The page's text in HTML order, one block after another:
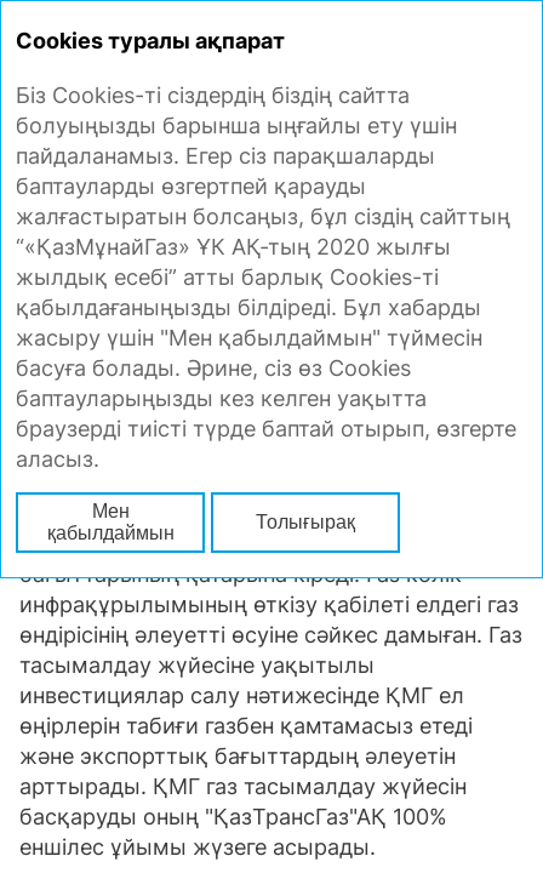
2020
ГАЗ ТАСЫМАЛДАУ ЖӘНЕ
МАРКЕТИНГ
Газ тасымалдау мен маркетингіне қатысты
негізгі даму стратегиясы Қытайға газ
экспортын ұлғайту, оларды ішкі және
халықаралық нарықтарда өткізу үшін
қосылған құны жоғары газды өңдеу, ішкі
нарықта газды ұтымды пайдалануды
қамтамасыз ету, сондай-ақ транзиттік
әлеуетті дамыту болып табылады.
қамтамасыз ету және газ өткізу нарықтарын
әртараптандыру Компания қызметінің басым
бағыттарының қатарына кіреді. Газ көлік
инфрақұрылымының өткізу қабілеті елдегі газ
өндірісінің әлеуетті өсуіне сәйкес дамыған. Газ
тасымалдау жүйесіне уақытылы
инвестициялар салу нәтижесінде ҚМГ ел
өңірлерін табиғи газбен қамтамасыз етеді
және экспорттық бағыттардың әлеуетін
арттырады. ҚМГ газ тасымалдау жүйесін
басқаруды оның "ҚазТрансГаз"АҚ 100%
еншілес ұйымы жүзеге асырады.
Cookies туралы ақпарат
Біз Cookies-ті сіздердің біздің сайтта
болуыңызды барынша ыңғайлы ету үшін
пайдаланамыз. Егер сіз парақшаларды
баптауларды өзгертпей қарауды
жалғастыратын болсаңыз, бұл сіздің сайттың
“«ҚазМұнайГаз» ҰК АҚ-тың 2020 жылғы
жылдық есебі” атты барлық Cookies-ті
қабылдағаныңызды білдіреді. Бұл хабарды
жасыру үшін "Мен қабылдаймын" түймесін
басуға болады. Әрине, сіз өз Cookies
баптауларыңызды кез келген уақытта
браузерді тиісті түрде баптай отырып, өзгерте
аласыз.
Мен
қабылдаймын
Толығырақ